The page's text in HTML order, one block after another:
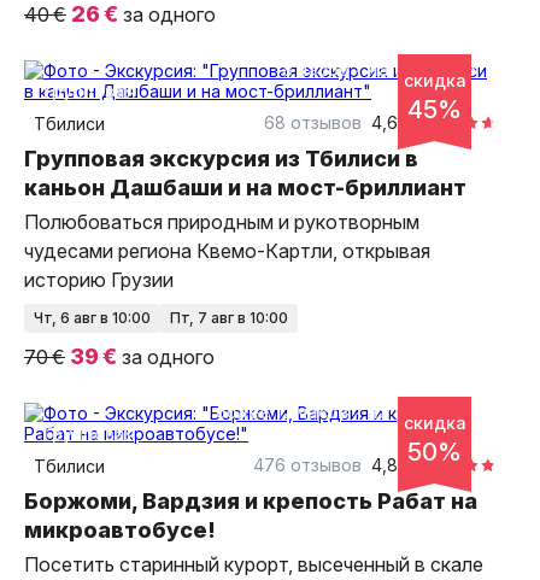
40 € 26 € за одного
скидка
45%
8 часов
на автобусе
групповая
Тбилиси
4,65
68 отзывов
Групповая экскурсия из Тбилиси в
каньон Дашбаши и на мост-бриллиант
Полюбоваться природным и рукотворным
чудесами региона Квемо-Картли, открывая
историю Грузии
чт, 6 авг в 10:00 пт, 7 авг в 10:00
70 € 39 € за одного
скидка
50%
более 12 часов
на автобусе
групповая
Тбилиси
4,87
476 отзывов
Боржоми, Вардзия и крепость Рабат на
микроавтобусе!
Посетить старинный курорт, высеченный в скале